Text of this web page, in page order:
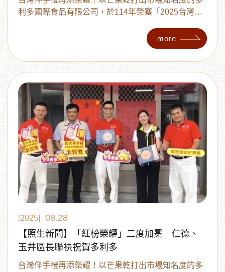
利多國際食品有限公司，於114年榮獲「2025台灣百
特實力，更象徵台灣在地農特產品躍升國際舞台的重
more
[2025]
08.28
【照生新聞】「紅榜榮耀」二度加冕 仁德、
玉井區長聯袂祝賀多利多
台灣伴手禮再添榮耀！以芒果乾打出市場知名度的多